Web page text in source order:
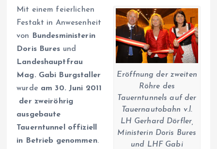
Eröffnung der zweiten
Röhre des
Tauerntunnels auf der
Tauernautobahn v.l.
LH Gerhard Dörfler,
Ministerin Doris Bures
und LHF Gabi
Mit einem feierlichen
Festakt in Anwesenheit
von
Bundesministerin
Doris Bures und
Landeshauptfrau
Mag. Gabi Burgstaller
wurde am 30. Juni 2011
der zweiröhrig
ausgebaute
Tauerntunnel offiziell
in Betrieb genommen.